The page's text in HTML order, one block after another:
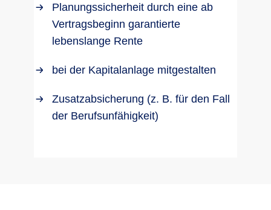
Planungssicherheit durch eine ab
Vertragsbeginn garantierte
lebenslange Rente
bei der Kapitalanlage mitgestalten
Zusatzabsicherung (z. B. für den Fall
der Berufsunfähigkeit)